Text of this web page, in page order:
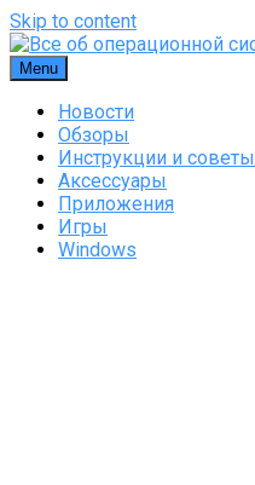
Skip to content
Menu
Новости
Обзоры
Инструкции и советы
Аксессуары
Приложения
Игры
Windows